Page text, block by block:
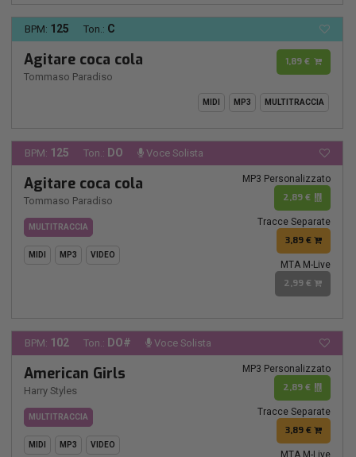
BPM: 125 Ton.: C
Agitare coca cola
Tommaso Paradiso
1,89 €
MIDI MP3 MULTITRACCIA
BPM: 125 Ton.: DO Voce Solista
Agitare coca cola
Tommaso Paradiso
MULTITRACCIA
MIDI MP3 VIDEO
MP3 Personalizzato
2,89 €
Tracce Separate
3,89 €
MTA M-Live
2,99 €
BPM: 102 Ton.: DO# Voce Solista
American Girls
Harry Styles
MULTITRACCIA
MIDI MP3 VIDEO
MP3 Personalizzato
2,89 €
Tracce Separate
3,89 €
MTA M-Live